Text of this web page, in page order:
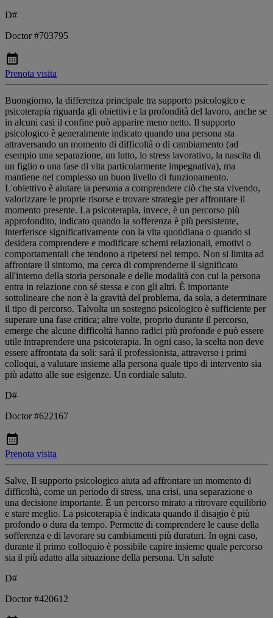
D#
Doctor #703795
Prenota visita
Buongiorno, la differenza principale tra supporto psicologico e
psicoterapia riguarda gli obiettivi e la profondità del lavoro, anche se
in alcuni casi il confine può apparire meno netto. Il supporto
psicologico è generalmente indicato quando una persona sta
attraversando un momento di difficoltà o di cambiamento (ad
esempio una separazione, un lutto, lo stress lavorativo, la nascita di
un figlio o una fase di vita particolarmente impegnativa), ma
mantiene nel complesso un buon livello di funzionamento.
L'obiettivo è aiutare la persona a comprendere ciò che sta vivendo,
valorizzare le proprie risorse e trovare strategie per affrontare il
momento presente. La psicoterapia, invece, è un percorso più
approfondito, indicato quando la sofferenza è più persistente,
interferisce significativamente con la vita quotidiana o quando si
desidera comprendere e modificare schemi relazionali, emotivi o
comportamentali che tendono a ripetersi nel tempo. Non si limita ad
affrontare il sintomo, ma cerca di comprenderne il significato
all'interno della storia personale e delle modalità con cui la persona
entra in relazione con sé stessa e con gli altri. È importante
sottolineare che non è la gravità del problema, da sola, a determinare
il tipo di percorso. Talvolta un sostegno psicologico è sufficiente per
superare una fase critica; altre volte, proprio durante il percorso,
emerge che alcune difficoltà hanno radici più profonde e può essere
utile intraprendere una psicoterapia. In ogni caso, la scelta non deve
essere affrontata da soli: sarà il professionista, attraverso i primi
colloqui, a valutare insieme alla persona quale tipo di intervento sia
più adatto alle sue esigenze. Un cordiale saluto.
D#
Doctor #622167
Prenota visita
Salve, Il supporto psicologico aiuta ad affrontare un momento di
difficoltà, come un periodo di stress, una crisi, una separazione o
una decisione importante. È un percorso mirato a ritrovare equilibrio
e stare meglio. La psicoterapia è indicata quando il disagio è più
profondo o dura da tempo. Permette di comprendere le cause della
sofferenza e di lavorare su cambiamenti più duraturi. In ogni caso,
durante il primo colloquio è possibile capire insieme quale percorso
sia il più adatto alla situazione della persona. Un salute
D#
Doctor #420612